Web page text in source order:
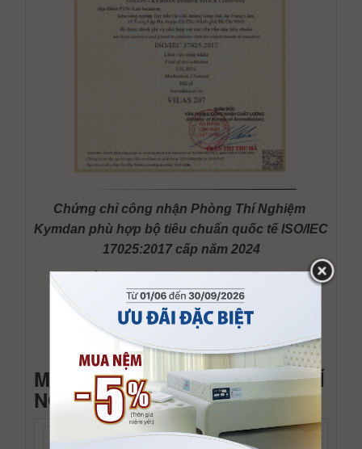
Chứng chỉ công nhận Phòng Thí Nghiệm
Kymdan phù hợp bộ tiêu chuẩn quốc tế ISO/IEC
17025:2017 cấp năm 2024
Quyết định công nhận "Phòng Thí Nghiệm
Kymdan phù hợp bộ tiêu chuẩn quốc tế
ISO/IEC 17025:2017, số hiệu VILAS 207"
Danh mục phép thử được công nhận
MỘT SỐ HÌNH ẢNH PHÒNG THÍ
NGHIỆM KYMDAN:
Phòng Kiểm tra chất lượng nguyên liệu: